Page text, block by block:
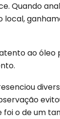
Quando
local,
ao óleo
o de um